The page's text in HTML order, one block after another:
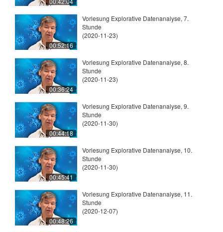
00:52:16
Vorlesung Explorative Datenanalyse, 7.
Stunde
(2020-11-23)
00:36:24
Vorlesung Explorative Datenanalyse, 8.
Stunde
(2020-11-23)
00:44:18
Vorlesung Explorative Datenanalyse, 9.
Stunde
(2020-11-30)
00:45:41
Vorlesung Explorative Datenanalyse, 10.
Stunde
(2020-11-30)
00:48:26
Vorlesung Explorative Datenanalyse, 11.
Stunde
(2020-12-07)